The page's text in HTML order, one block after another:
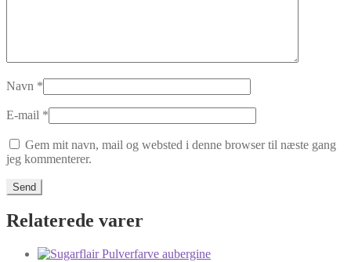
Navn *
E-mail *
Gem mit navn, mail og websted i denne browser til næste gang
jeg kommenterer.
Relaterede varer